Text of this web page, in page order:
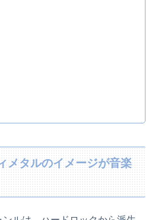
メタルのイメージが音楽